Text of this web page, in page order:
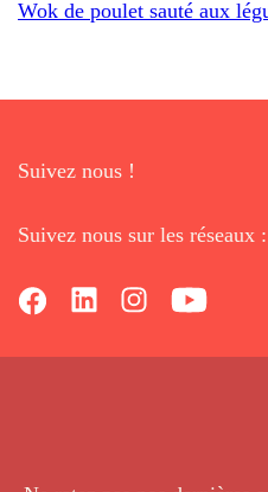
Wok de poulet sauté aux
Suivez nous !
Suivez nous sur les réseaux :